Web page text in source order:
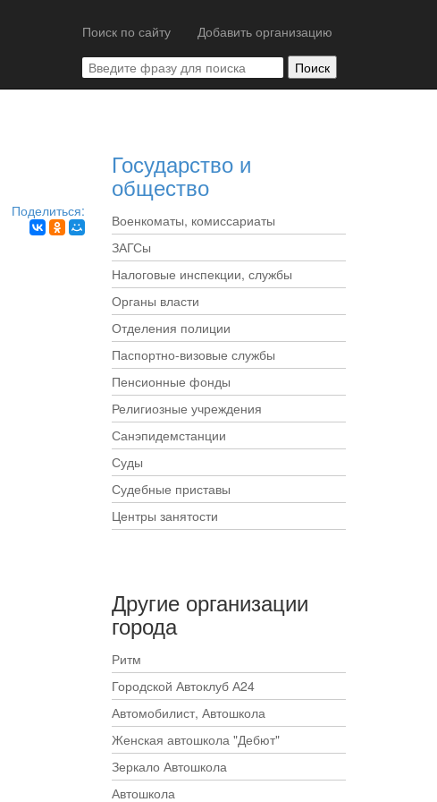
Поиск по сайту Добавить организацию
Поделиться:
Государство и
общество
Военкоматы, комиссариаты
ЗАГСы
Налоговые инспекции, службы
Органы власти
Отделения полиции
Паспортно-визовые службы
Пенсионные фонды
Религиозные учреждения
Санэпидемстанции
Суды
Судебные приставы
Центры занятости
Другие организации
города
Ритм
Городской Автоклуб А24
Автомобилист, Автошкола
Женская автошкола "Дебют"
Зеркало Автошкола
Автошкола